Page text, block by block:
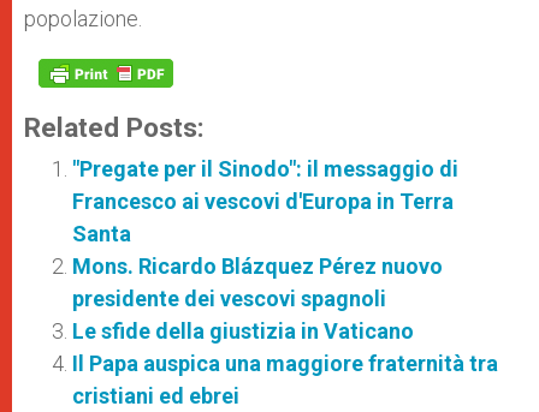
popolazione.
Related Posts:
"Pregate per il Sinodo": il messaggio di
Francesco ai vescovi d'Europa in Terra
Santa
Mons. Ricardo Blázquez Pérez nuovo
presidente dei vescovi spagnoli
Le sfide della giustizia in Vaticano
Il Papa auspica una maggiore fraternità tra
cristiani ed ebrei